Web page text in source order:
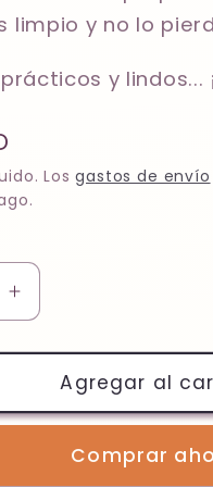
limpio y no lo
y lindos...
Losgastos de envío
Aumentar
cantidad
para
Nunno
017
-
Agregar al
Comprar